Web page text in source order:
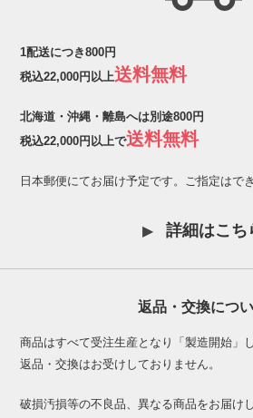
1配送につき800円
税込22,000円以上送料無料
北海道・沖縄・離島へは別途800円
税込22,000円以上で送料無料
日本郵便にてお届け予定です。ご指定はで
詳細はこち
返品・交換につ
商品はすべて受注生産となり「製造開始」
返品・交換はお受けしておりません。
破損汚損等の不良品、異なる商品をお届け